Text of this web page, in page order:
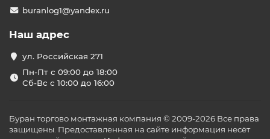
buranlog1@yandex.ru
Наш адрес
ул. Российская 271
Пн-Пт с 09:00 до 18:00
Сб-Вс с 10:00 до 16:00
Буран торгово монтажная компания © 2009-2026 Все права
защищены. Предоставленная на сайте информация несёт